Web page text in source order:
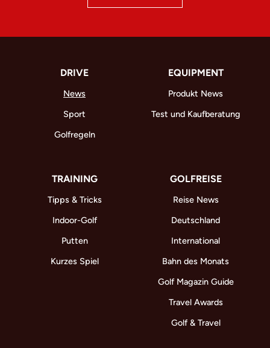
DRIVE
News
Sport
Golfregeln
EQUIPMENT
Produkt News
Test und Kaufberatung
TRAINING
Tipps & Tricks
Indoor-Golf
Putten
Kurzes Spiel
GOLFREISE
Reise News
Deutschland
International
Bahn des Monats
Golf Magazin Guide
Travel Awards
Golf & Travel